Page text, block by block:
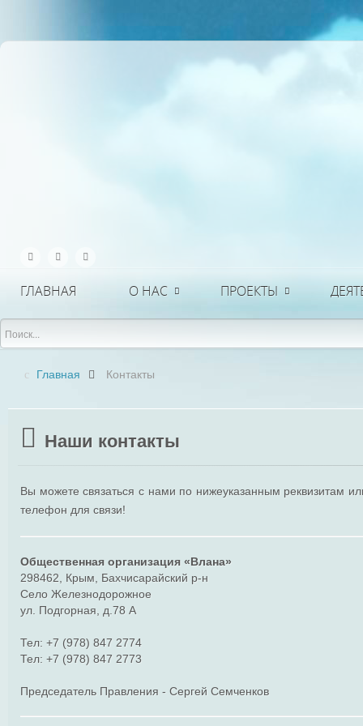
ГЛАВНАЯ О НАС ПРОЕКТЫ
Главная Контакты
Наши контакты
Вы можете связаться с нами по нижеуказанным реквизитам
телефон для связи!
Общественная организация «Влана»
298462, Крым, Бахчисарайский р-н
Село Железнодорожное
ул. Подгорная, д.78 А
Тел: +7 (978) 847 2774
Тел: +7 (978) 847 2773
Председатель Правления - Сергей Семченков